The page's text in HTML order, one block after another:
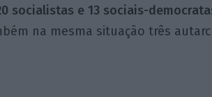
socialistas e 13 sociais-
na mesma situação três